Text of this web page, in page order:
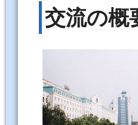
交流の概